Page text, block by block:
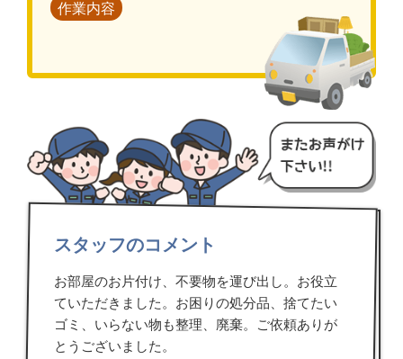
作業内容
スタッフのコメント
お部屋のお片付け、不要物を運び出し。お役立
ていただきました。お困りの処分品、捨てたい
ゴミ、いらない物も整理、廃棄。ご依頼ありが
とうございました。